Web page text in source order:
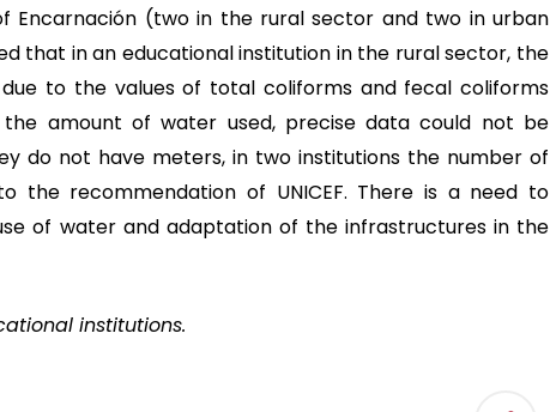
Encarnación (two in the rural sector and two in urban
that in an educational institution in the rural sector, the
to the values ​​of total coliforms and fecal coliforms
the amount of water used, precise data could not be
do not have meters, in two institutions the number of
the recommendation of UNICEF. There is a need to
of water and adaptation of the infrastructures in the
institutions.